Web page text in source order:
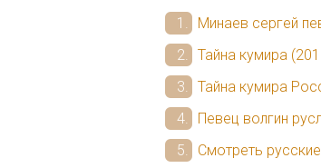
Минаев сергей
Тайна кумира
Тайна кумира
Певец волгин
Смотреть